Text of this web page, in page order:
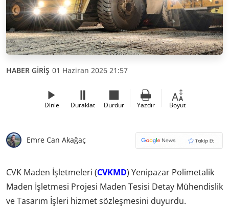
HABER GİRİŞ 01 Haziran 2026 21:57
Dinle Duraklat Durdur Yazdır Boyut
Emre Can Akağaç
CVK Maden İşletmeleri (CVKMD) Yenipazar Polimetalik
Maden İşletmesi Projesi Maden Tesisi Detay Mühendislik
ve Tasarım İşleri hizmet sözleşmesini duyurdu.